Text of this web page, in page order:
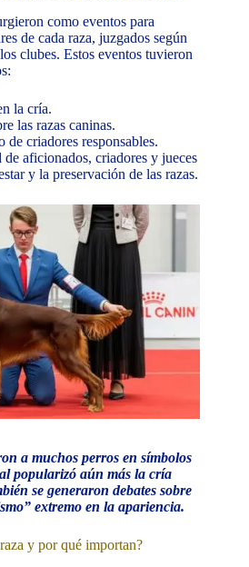
como eventos para
de cada raza, juzgados según
clubes. Estos eventos tuvieron
la cría.
las razas caninas.
de criadores responsables.
aficionados, criadores y jueces
y la preservación de las razas.
a muchos perros en símbolos
popularizó aún más la cría
se generaron debates sobre
extremo en la apariencia.
y por qué importan?